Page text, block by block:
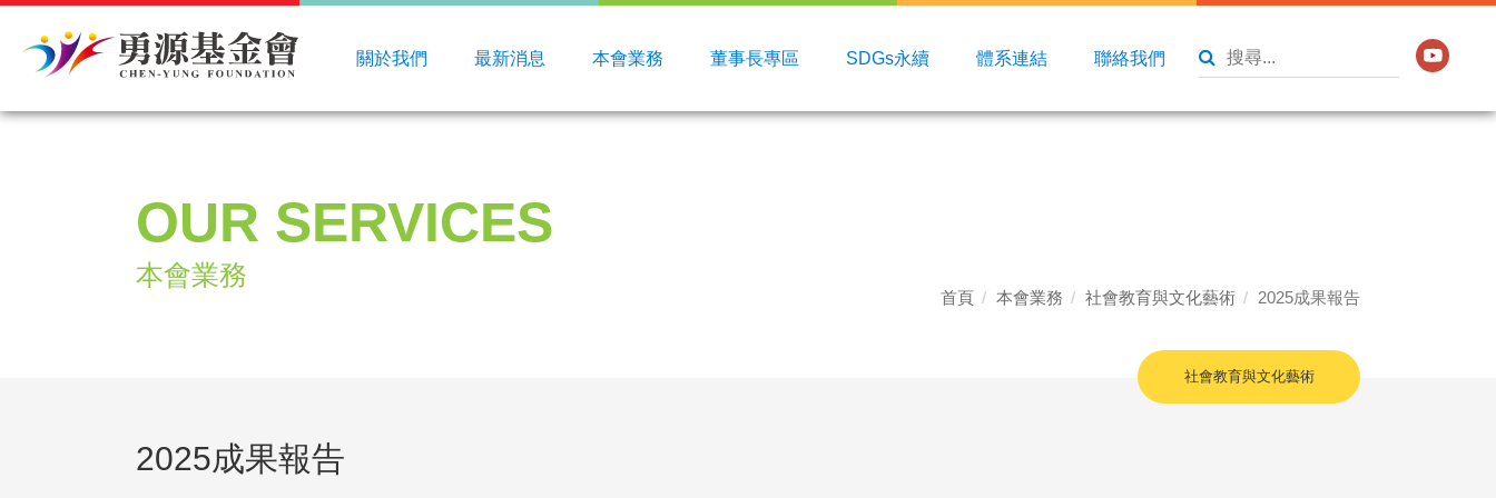
關於我們 最新消息 本會業務 董事長專區 SDGs永續 體系連結 聯絡我們
OUR SERVICES
本會業務
首頁 本會業務 社會教育與文化藝術 2025成果報告
社會教育與文化藝術
2025成果報告